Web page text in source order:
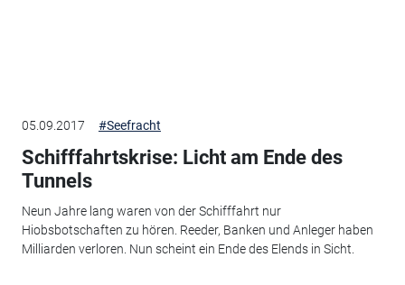
05.09.2017 #Seefracht
Schifffahrtskrise: Licht am Ende des
Tunnels
Neun Jahre lang waren von der Schifffahrt nur
Hiobsbotschaften zu hören. Reeder, Banken und Anleger haben
Milliarden verloren. Nun scheint ein Ende des Elends in Sicht.